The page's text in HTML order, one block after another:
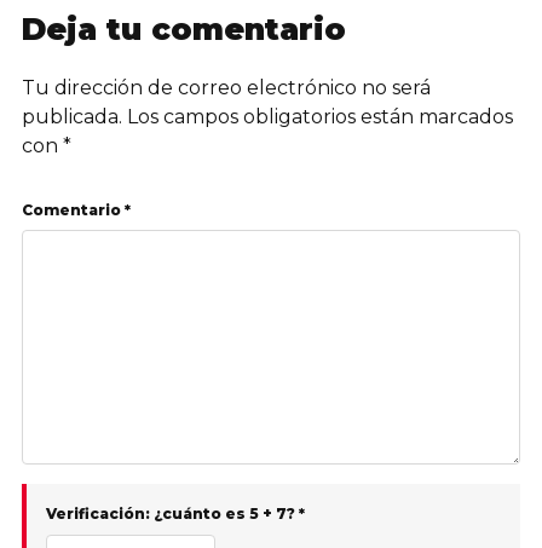
Deja tu comentario
Tu dirección de correo electrónico no será
publicada. Los campos obligatorios están marcados
con *
Comentario *
Verificación: ¿cuánto es 5 + 7? *